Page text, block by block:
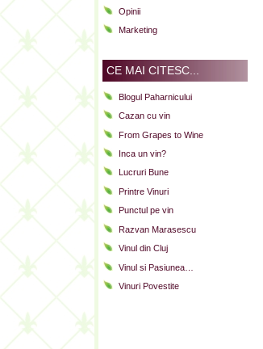
Opinii
Marketing
CE MAI CITESC...
Blogul Paharnicului
Cazan cu vin
From Grapes to Wine
Inca un vin?
Lucruri Bune
Printre Vinuri
Punctul pe vin
Razvan Marasescu
Vinul din Cluj
Vinul si Pasiunea…
Vinuri Povestite